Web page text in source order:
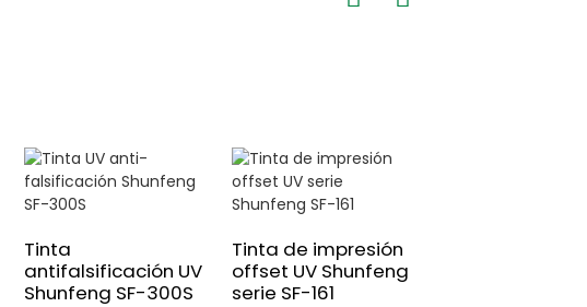
Tinta
antifalsificación UV
Shunfeng SF-300S
Tinta de impresión
offset UV Shunfeng
serie SF-161